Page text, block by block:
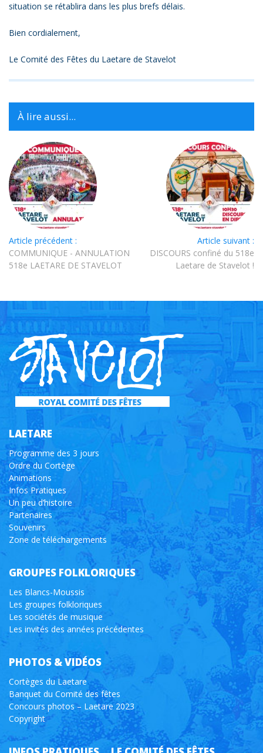
situation se rétablira dans les plus brefs délais.
Bien cordialement,
Le Comité des Fêtes du Laetare de Stavelot
À lire aussi...
Article précédent :
COMMUNIQUE - ANNULATION
518e LAETARE DE STAVELOT
Article suivant :
DISCOURS confiné du 518e
Laetare de Stavelot !
LAETARE
Programme des 3 jours
Ordre du Cortège
Animations
Infos Pratiques
Un peu d’histoire
Partenaires
Souvenirs
Zone de téléchargements
GROUPES FOLKLORIQUES
Les Blancs-Moussis
Les groupes folkloriques
Les sociétés de musique
Les invités des années précédentes
PHOTOS & VIDÉOS
Cortèges du Laetare
Banquet du Comité des fêtes
Concours photos – Laetare 2023
Copyright